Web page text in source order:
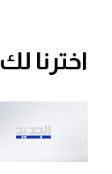
اخترنا لك